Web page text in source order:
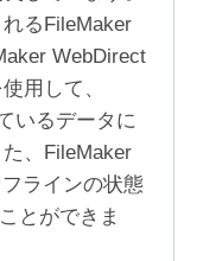
るFileMaker
WebDirect
用して、
いるデータに
、FileMaker
ラインの状態
とができま